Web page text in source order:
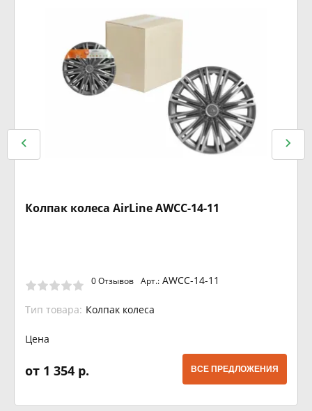
Колпак колеса AirLine AWCC-14-11
0 Отзывов Арт.: AWCC-14-11
Тип товара: Колпак колеса
Цена
от 1 354 р. ВСЕ ПРЕДЛОЖЕНИЯ